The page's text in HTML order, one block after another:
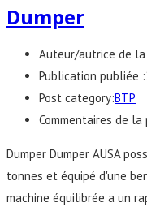
Dumper
Auteur/autrice de
Publication publiée :
Post category:BTP
Commentaires de
Dumper Dumper AUSA
tonnes et équipé d'une
machine équilibrée a un